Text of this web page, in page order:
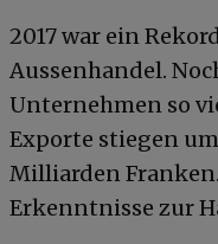
2017 war ein
Aussenhandel.
Unternehmen so
Exporte stiegen
Milliarden
Erkenntnisse zur